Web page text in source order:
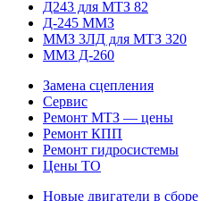
Д243 для МТЗ 82
Д-245 ММЗ
ММЗ 3ЛД для МТЗ 320
ММЗ Д-260
Замена сцепления
Сервис
Ремонт МТЗ — цены
Ремонт КПП
Ремонт гидросистемы
Цены ТО
Новые двигатели в сборе